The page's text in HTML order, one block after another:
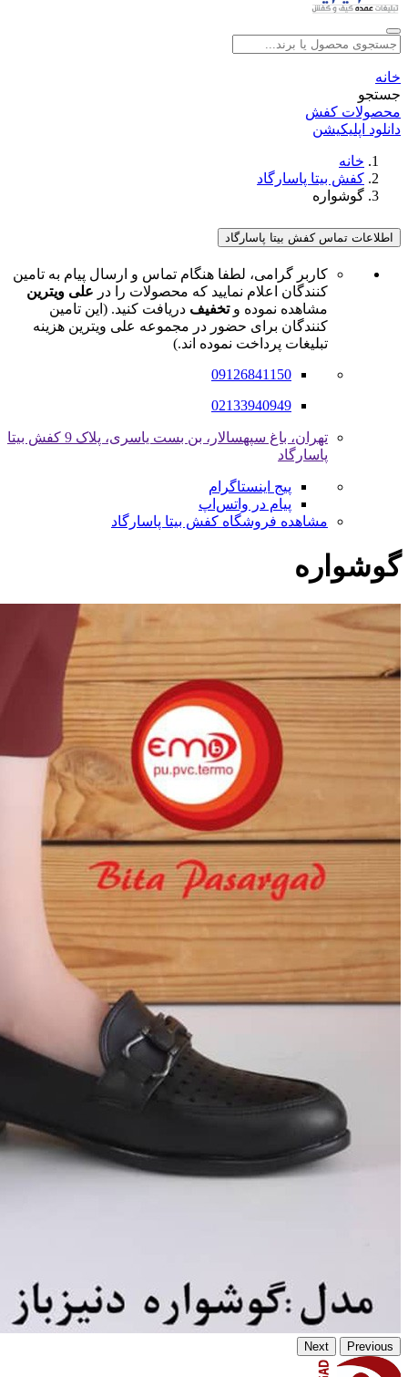
خانه
جستجو
محصولات کفش
دانلود اپلیکیشن
خانه
کفش بیتا پاسارگاد
گوشواره
اطلاعات تماس کفش بیتا پاسارگاد
کاربر گرامی، لطفا هنگام تماس و ارسال پیام به تامین
کنندگان اعلام نمایید که محصولات را در علی ویترین
مشاهده نموده وتخفیف دریافت کنید. (این تامین
کنندگان برای حضور در مجموعه علی ویترین هزینه
تبلیغات پرداخت نموده اند.)
09126841150
02133940949
تهران، باغ سپهسالار، بن بست یاسری، پلاک 9 کفش بیتا
پاسارگاد
پیج اینستاگرام
پیام در واتس‌اپ
مشاهده فروشگاه کفش بیتا پاسارگاد
گوشواره
Previous
Next